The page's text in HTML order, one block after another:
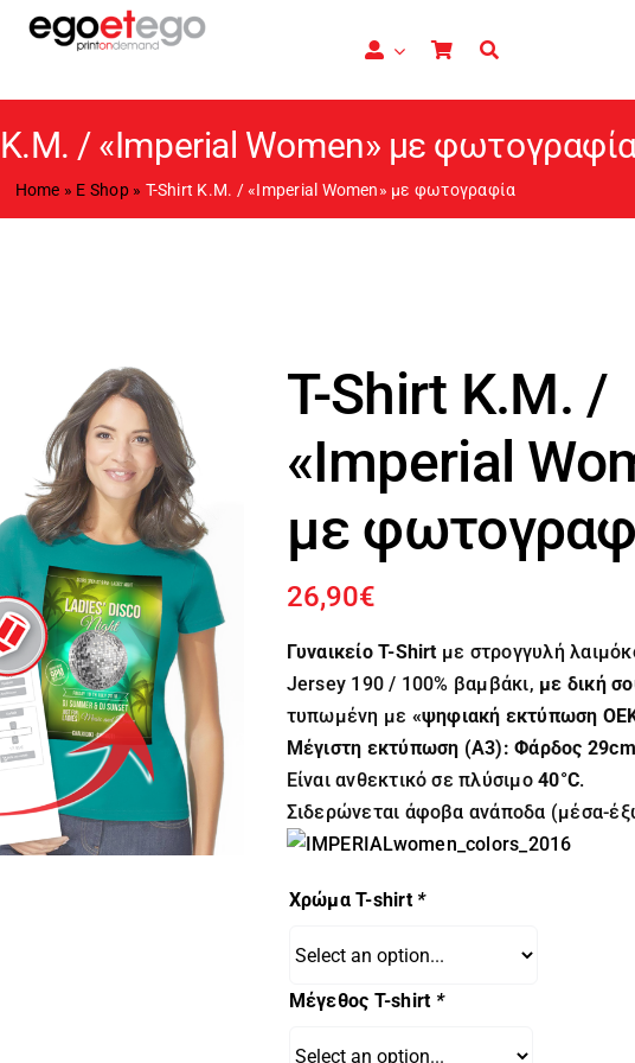
/ «Imperial Women» με
Home » E Shop» T-Shirt Κ.Μ. / «Imperial Women» με φωτογραφία
T-Shirt Κ.Μ. /
«Imperial
με
26,90€
Γυναικείο T-Shirt με στρογγυλή
Jersey 190 / 100% βαμβάκι, με δική
τυπωμένη με «ψηφιακή εκτύπωση
Μέγιστη εκτύπωση (A3): Φάρδος
Είναι ανθεκτικό σε πλύσιμο40°C.
Σιδερώνεται άφοβα ανάποδα (μέσα-
Χρώμα T-shirt *
Μέγεθος T-shirt *